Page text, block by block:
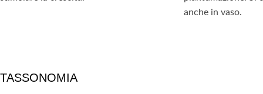
anche in vaso.
TASSONOMIA